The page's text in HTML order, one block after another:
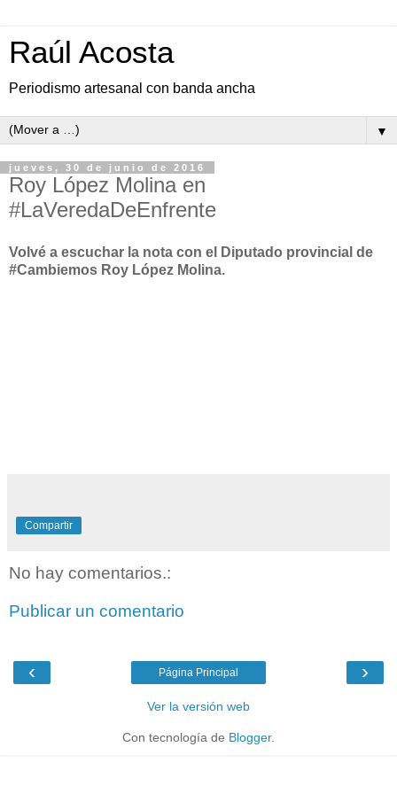
Raúl Acosta
Periodismo artesanal con banda ancha
▼
jueves, 30 de junio de 2016
Roy López Molina en
#LaVeredaDeEnfrente
Volvé a escuchar la nota con el Diputado provincial de
#Cambiemos Roy López Molina.
Compartir
No hay comentarios.:
Publicar un comentario
‹ ›
Página Principal
Ver la versión web
Con tecnología de Blogger.